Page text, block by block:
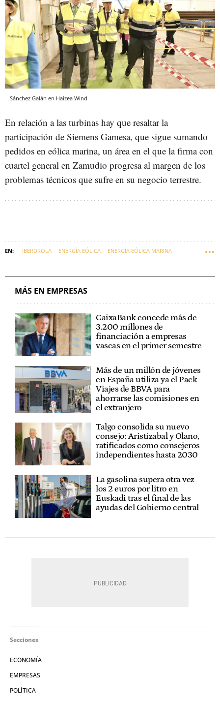
Sánchez Galán en Haizea Wind
En relación a las turbinas hay que resaltar la
participación de Siemens Gamesa, que sigue sumando
pedidos en eólica marina, un área en el que la firma con
cuartel general en Zamudio progresa al margen de los
problemas técnicos que sufre en su negocio terrestre.
IBERDROLA ENERGÍA EÓLICA ENERGÍA EÓLICA MARINA
MÁS EN EMPRESAS
CaixaBank concede más de
3.200 millones de
financiación a empresas
vascas en el primer semestre
Más de un millón de jóvenes
en España utiliza ya el Pack
Viajes de BBVA para
ahorrarse las comisiones en
el extranjero
Talgo consolida su nuevo
consejo: Aristizabal y Olano,
ratificados como consejeros
independientes hasta 2030
La gasolina supera otra vez
los 2 euros por litro en
Euskadi tras el final de las
ayudas del Gobierno central
Secciones
ECONOMÍA
EMPRESAS
POLÍTICA